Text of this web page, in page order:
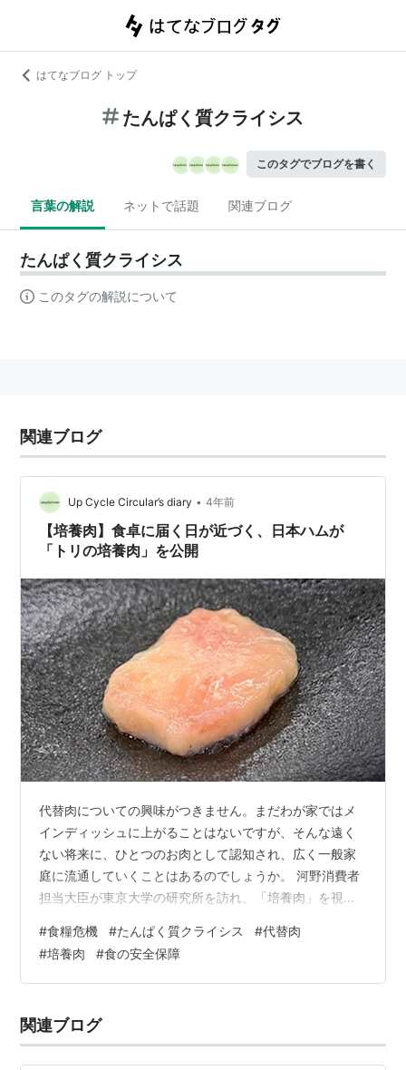
はてなブログ トップ
たんぱく質クライシス
このタグでブログを書く
言葉の解説 ネットで話題 関連ブログ
たんぱく質クライシス
このタグの解説について
関連ブログ
Up Cycle Circular’s diary • 4年前
【培養肉】食卓に届く日が近づく、日本ハムが
「トリの培養肉」を公開
代替肉についての興味がつきません。まだわが家ではメ
インディッシュに上がることはないですが、そんな遠く
ない将来に、ひとつのお肉として認知され、広く一般家
庭に流通していくことはあるのでしょうか。 河野消費者
担当大臣が東京大学の研究所を訪れ、「培養肉」を視
のかな」とコメントしたそうです。 河野消費者担当大臣
東大の“培養肉”研究所を視察 「ステーキを食べたい」 |
TBS NEWS DIG (1ページ) この培養肉は、東大と日清食
どの大きさの培養肉をつくることを目標としているとい
います。 dsu…
#食糧危機 #たんぱく質クライシス #代替肉
#培養肉 #食の安全保障
関連ブログ